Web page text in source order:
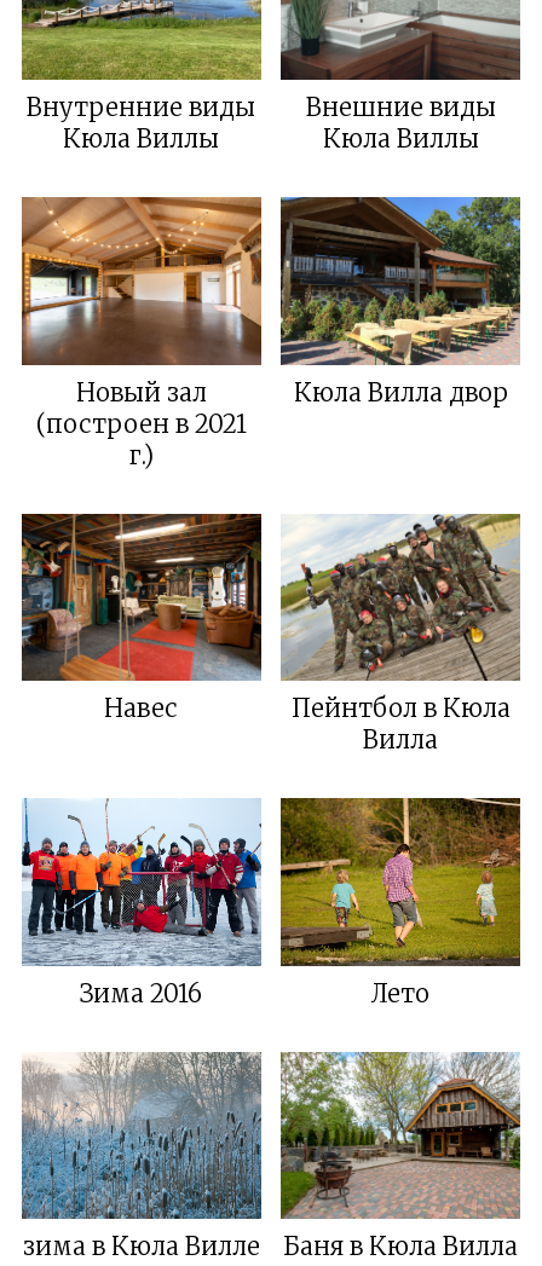
Внутренние виды
Кюла Виллы
Внешние виды
Кюла Виллы
Новый зал
(построен в 2021
г.)
Кюла Вилла двор
Навес
Пейнтбол в Кюла
Вилла
Зима 2016 Лето
зима в Кюла Виллe Баня в Кюла Вилла